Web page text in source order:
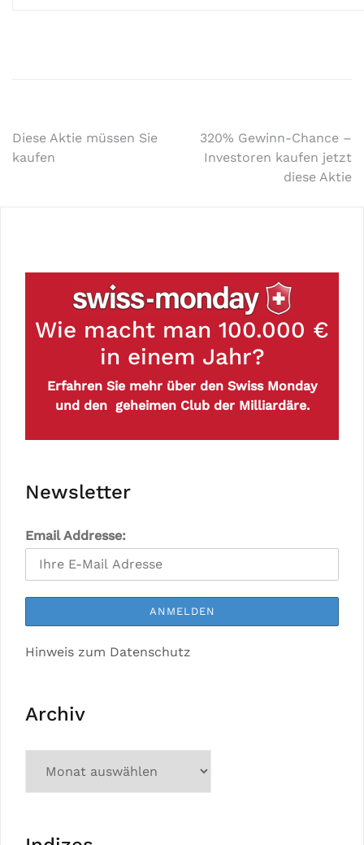
Diese Aktie müssen Sie
kaufen
320% Gewinn-Chance –
Investoren kaufen jetzt
diese Aktie
Wie macht man 100.000 €
in einem Jahr?
Erfahren Sie mehr über den Swiss Monday
und den geheimen Club der Milliardäre.
Newsletter
Email Addresse:
Hinweis zum Datenschutz
Archiv